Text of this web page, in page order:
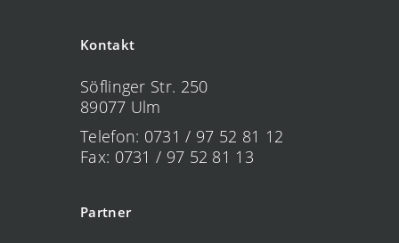
Kontakt
Söflinger Str. 250
89077 Ulm
Telefon: 0731 / 97 52 81 12
Fax: 0731 / 97 52 81 13
Partner